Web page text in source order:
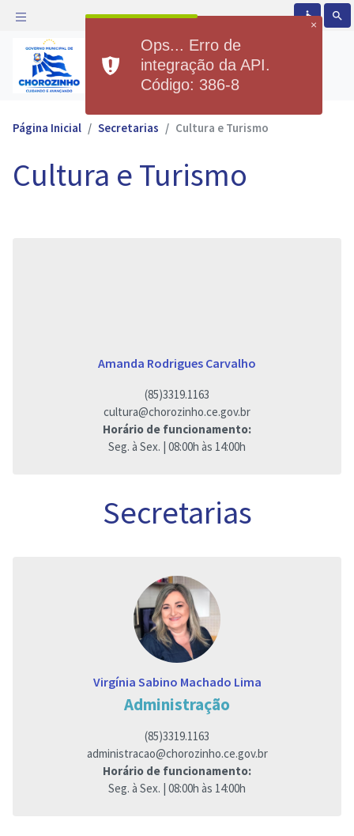
accessible search
Prefeitura Municipal de
Chorozinho
Página Inicial Secretarias Cultura e Turismo
Cultura e Turismo
Amanda Rodrigues Carvalho
(85)3319.1163
cultura@chorozinho.ce.gov.br
Horário de funcionamento:
Seg. à Sex. | 08:00h às 14:00h
Secretarias
Virgínia Sabino Machado Lima
Administração
(85)3319.1163
administracao@chorozinho.ce.gov.br
Horário de funcionamento:
Seg. à Sex. | 08:00h às 14:00h
×
Ops... Erro de
integração da API.
Código: 386-8